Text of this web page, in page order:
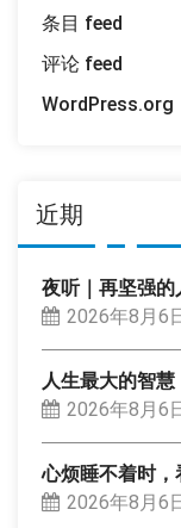
条目 feed
评论 feed
WordPress.org
近期
夜听｜再坚强
2026年8月6
人生最大的智
2026年8月6
心烦睡不着时
2026年8月6